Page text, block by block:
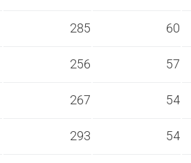
285 60
256 57
267 54
293 54